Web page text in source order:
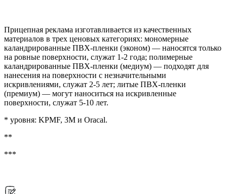
Прицепная реклама изготавливается из качественных
материалов в трех ценовых категориях: мономерные
каландрированные ПВХ-пленки (эконом) — наносятся только
на ровные поверхности, служат 1-2 года; полимерные
каландрированные ПВХ-пленки (медиум) — подходят для
нанесения на поверхности с незначительными
искривлениями, служат 2-5 лет; литые ПВХ-пленки
(премиум) — могут наноситься на искривленные
поверхности, служат 5-10 лет.
* уровня: KPMF, 3M и Oracal.
**
***